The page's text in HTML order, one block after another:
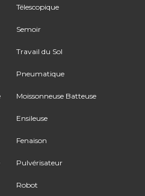
Télescopique
Semoir
Travail du Sol
Pneumatique
Moissonneuse Batteuse
Ensileuse
Fenaison
Pulvérisateur
Robot